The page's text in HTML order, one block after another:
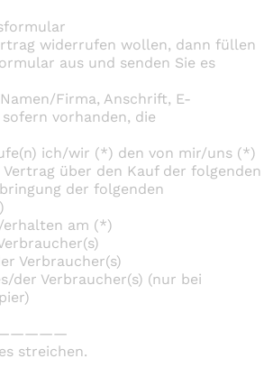
widerrufen wollen, dann füllen
aus und senden Sie es
Firma, Anschrift, E-
vorhanden, die
ich/wir (*) den von mir/uns (*)
Vertrag über den Kauf der folgenden
der folgenden
am (*)
Verbraucher(s)
der Verbraucher(s) (nur bei
streichen.